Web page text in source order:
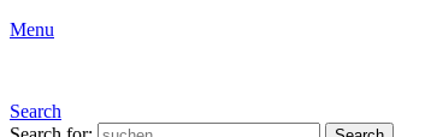
Menu
Search